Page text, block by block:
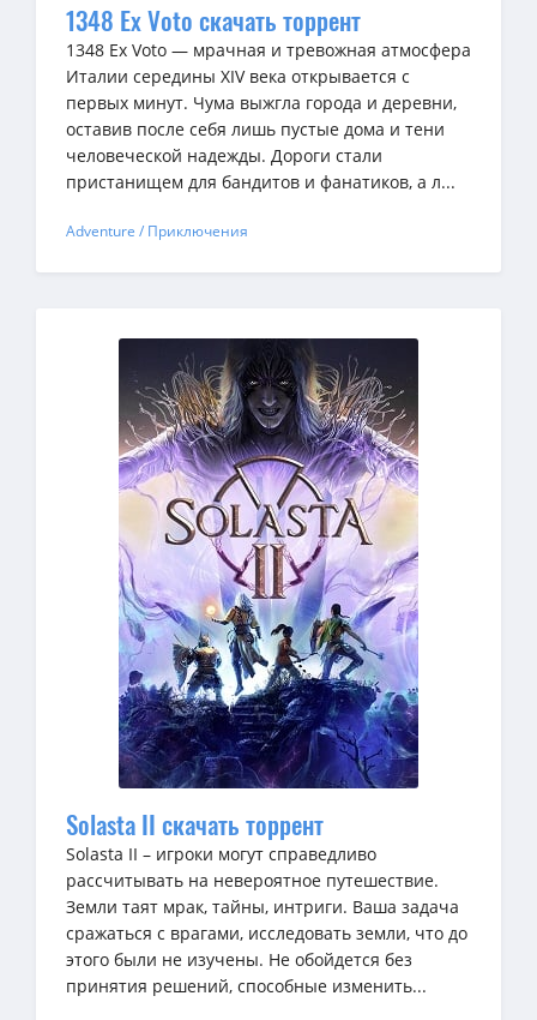
1348 Ex Voto скачать торрент
1348 Ex Voto — мрачная и тревожная атмосфера
Италии середины XIV века открывается с
первых минут. Чума выжгла города и деревни,
оставив после себя лишь пустые дома и тени
человеческой надежды. Дороги стали
пристанищем для бандитов и фанатиков, а л...
Adventure / Приключения
Solasta II скачать торрент
Solasta II – игроки могут справедливо
рассчитывать на невероятное путешествие.
Земли таят мрак, тайны, интриги. Ваша задача
сражаться с врагами, исследовать земли, что до
этого были не изучены. Не обойдется без
принятия решений, способные изменить...